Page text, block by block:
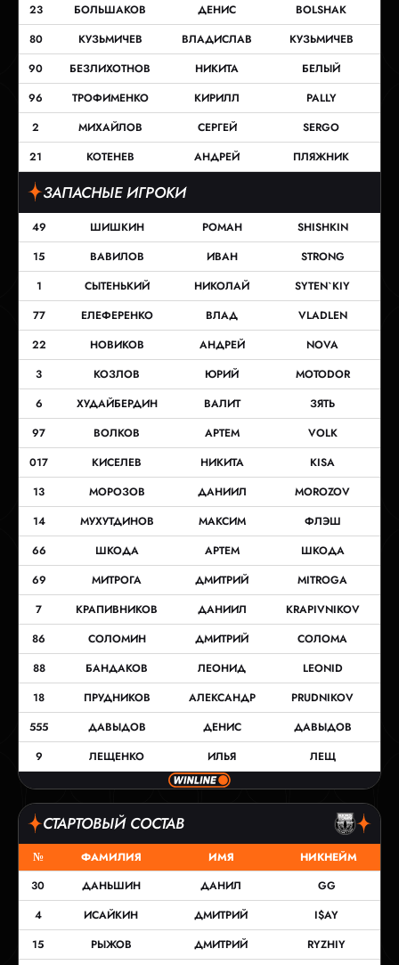
23
БОЛЬШАКОВ ДЕНИС
BOLSHAK
80
КУЗЬМИЧЕВ ВЛАДИСЛАВ
КУЗЬМИЧЕВ
90
БЕЗЛИХОТНОВ НИКИТА
БЕЛЫЙ
96
ТРОФИМЕНКО КИРИЛЛ
PALLY
2
МИХАЙЛОВ СЕРГЕЙ
SERGO
21
КОТЕНЕВ АНДРЕЙ ПЛЯЖНИК
ЗАПАСНЫЕ ИГРОКИ
49 ШИШКИН РОМАН
SHISHKIN
15
ВАВИЛОВ ИВАН
STRONG
1
СЫТЕНЬКИЙ НИКОЛАЙ
SYTEN`KIY
77
ЕЛЕФЕРЕНКО ВЛАД
VLADLEN
22
НОВИКОВ АНДРЕЙ
NOVA
3
КОЗЛОВ ЮРИЙ
MOTODOR
6
ХУДАЙБЕРДИН ВАЛИТ
ЗЯТЬ
97
ВОЛКОВ АРТЕМ
VOLK
017
КИСЕЛЕВ НИКИТА
KISA
13
МОРОЗОВ ДАНИИЛ
MOROZOV
14
МУХУТДИНОВ МАКСИМ
ФЛЭШ
66
ШКОДА АРТЕМ
ШКОДА
69
МИТРОГА ДМИТРИЙ
MITROGA
7
КРАПИВНИКОВ ДАНИИЛ
KRAPIVNIKOV
86
СОЛОМИН ДМИТРИЙ
СОЛОМА
88
БАНДАКОВ ЛЕОНИД
LEONID
18
ПРУДНИКОВ АЛЕКСАНДР
PRUDNIKOV
555
ДАВЫДОВ ДЕНИС
ДАВЫДОВ
9
ЛЕЩЕНКО ИЛЬЯ ЛЕЩ
СТАРТОВЫЙ СОСТАВ
№ ФАМИЛИЯ ИМЯ
НИКНЕЙМ
30
ДАНЬШИН ДАНИЛ
GG
4
ИСАЙКИН ДМИТРИЙ
I$AY
15
РЫЖОВ ДМИТРИЙ
RYZHIY